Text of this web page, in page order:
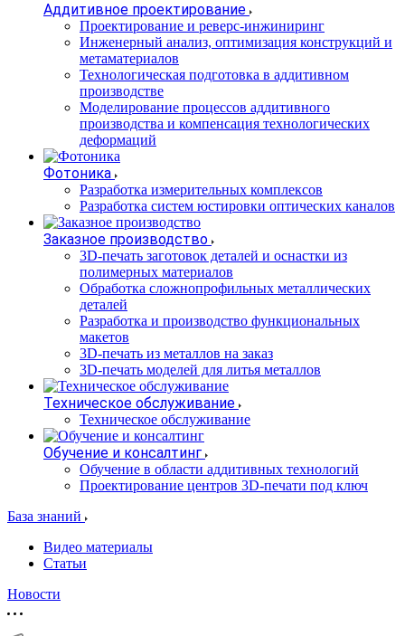
Аддитивное проектирование
Проектирование и реверс-инжиниринг
Инженерный анализ, оптимизация конструкций и
метаматериалов
Технологическая подготовка в аддитивном
производстве
Моделирование процессов аддитивного
производства и компенсация технологических
деформаций
Фотоника
Разработка измерительных комплексов
Разработка систем юстировки оптических каналов
Заказное производство
3D-печать заготовок деталей и оснастки из
полимерных материалов
Обработка сложнопрофильных металлических
деталей
Разработка и производство функциональных
макетов
3D-печать из металлов на заказ
3D-печать моделей для литья металлов
Техническое обслуживание
Техническое обслуживание
Обучение и консалтинг
Обучение в области аддитивных технологий
Проектирование центров 3D-печати под ключ
База знаний
Видео материалы
Статьи
Новости